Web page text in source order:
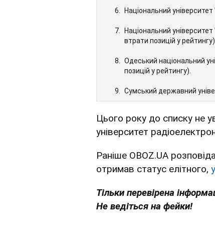
Національний
Національний
втрати позицій у
Одеський національний
позицій у рейтингу).
Сумський державний
Цього року до списку не
університет
Раніше OBOZ.UA
отримав статус елітного,
Тільки перевірена
Не ведіться на фейки!